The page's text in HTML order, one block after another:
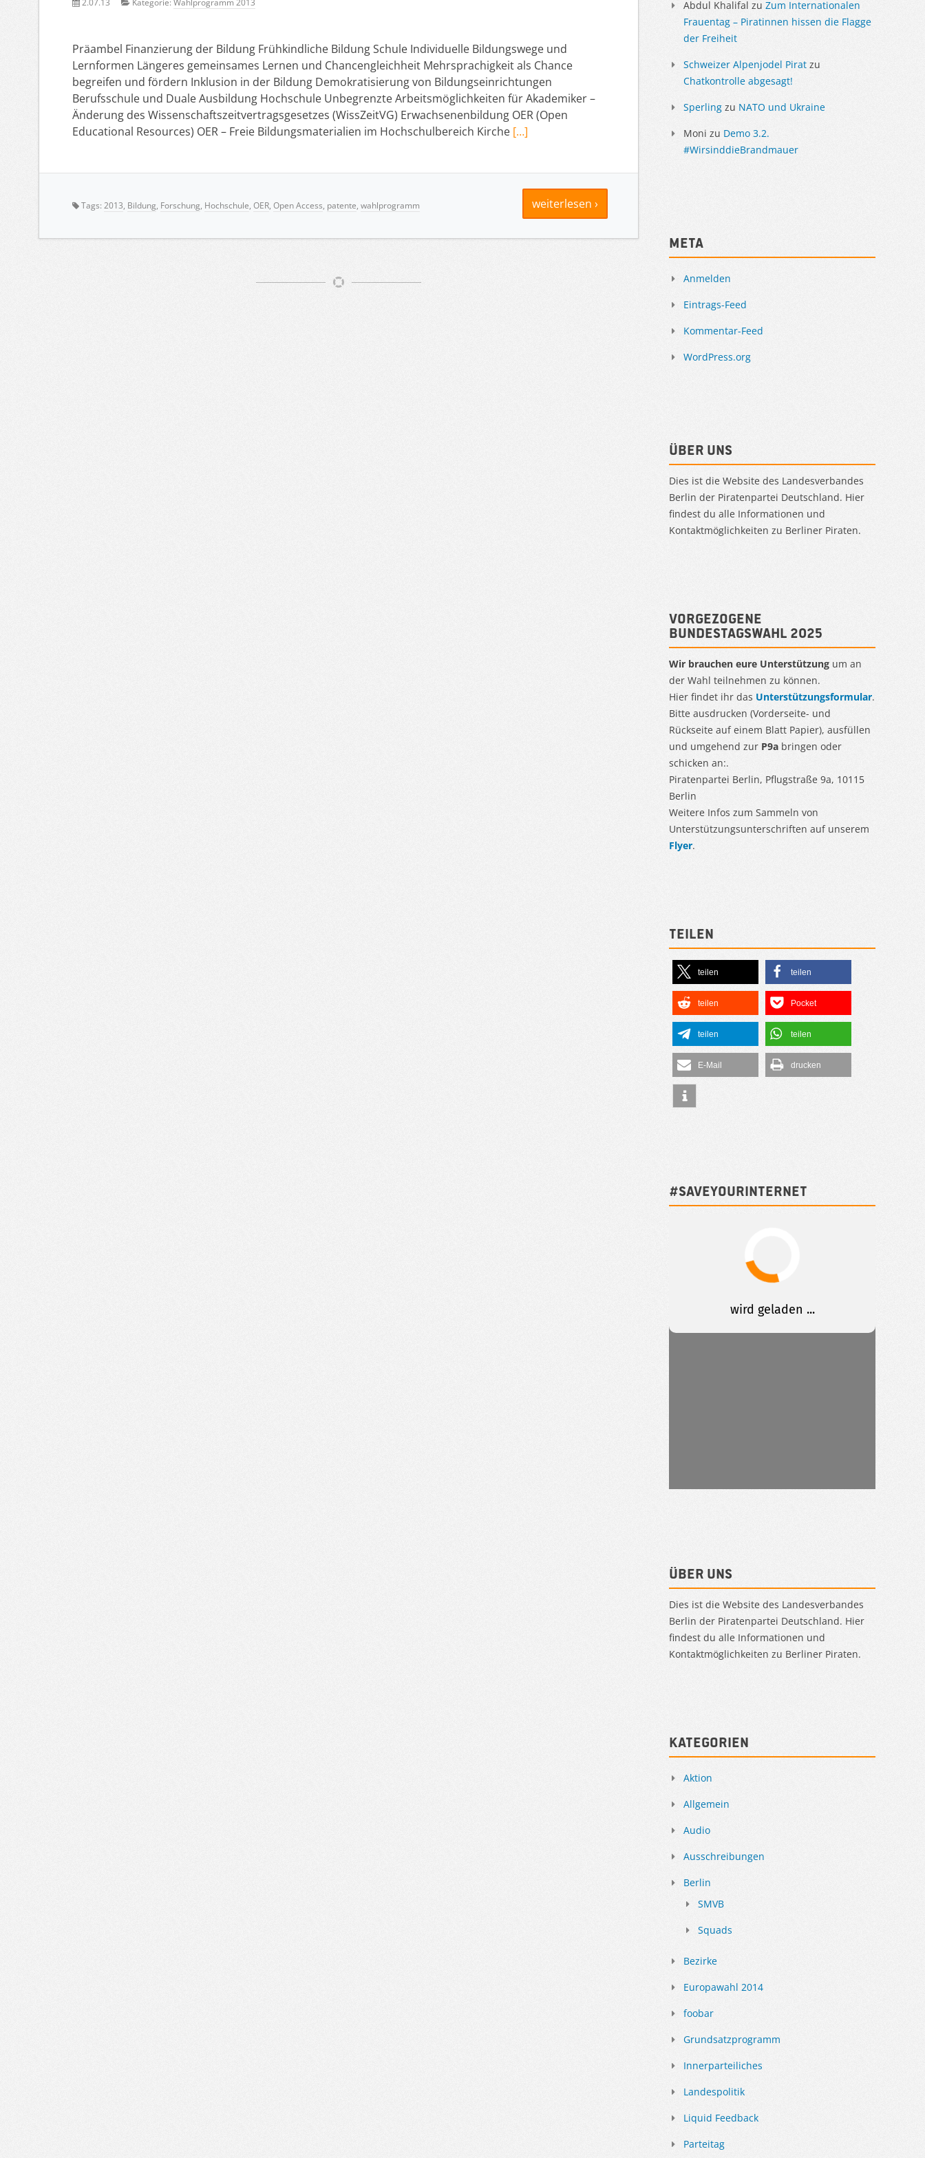
2.07.13 Kategorie: Wahlprogramm 2013
Präambel Finanzierung der Bildung Frühkindliche Bildung Schule Individuelle Bildungswege und
Lernformen Längeres gemeinsames Lernen und Chancengleichheit Mehrsprachigkeit als Chance
begreifen und fördern Inklusion in der Bildung Demokratisierung von Bildungseinrichtungen
Berufsschule und Duale Ausbildung Hochschule Unbegrenzte Arbeitsmöglichkeiten für Akademiker –
Änderung des Wissenschaftszeitvertragsgesetzes (WissZeitVG) Erwachsenenbildung OER (Open
Educational Resources) OER – Freie Bildungsmaterialien im Hochschulbereich Kirche […]
weiterlesen ›
Tags: 2013, Bildung, Forschung, Hochschule, OER, Open Access, patente, wahlprogramm
Abdul Khalifal zu Zum Internationalen
Frauentag – Piratinnen hissen die Flagge
der Freiheit
Schweizer Alpenjodel Pirat zu
Chatkontrolle abgesagt!
Sperling zu NATO und Ukraine
Moni zu Demo 3.2.
#WirsinddieBrandmauer
Meta
Anmelden
Eintrags-Feed
Kommentar-Feed
WordPress.org
Über uns
Dies ist die Website des Landesverbandes
Berlin der Piratenpartei Deutschland. Hier
findest du alle Informationen und
Kontaktmöglichkeiten zu Berliner Piraten.
Vorgezogene
Bundestagswahl 2025
Wir brauchen eure Unterstützung um an
der Wahl teilnehmen zu können.
Hier findet ihr das Unterstützungsformular.
Bitte ausdrucken (Vorderseite- und
Rückseite auf einem Blatt Papier), ausfüllen
und umgehend zur P9a bringen oder
schicken an:.
Piratenpartei Berlin, Pflugstraße 9a, 10115
Berlin
Weitere Infos zum Sammeln von
Unterstützungsunterschriften auf unserem
Flyer.
Teilen
teilen teilen
teilen Pocket
teilen teilen
E-Mail drucken
#SAVEYOURINTERNET
Über uns
Dies ist die Website des Landesverbandes
Berlin der Piratenpartei Deutschland. Hier
findest du alle Informationen und
Kontaktmöglichkeiten zu Berliner Piraten.
Kategorien
Aktion
Allgemein
Audio
Ausschreibungen
Berlin
SMVB
Squads
Bezirke
Europawahl 2014
foobar
Grundsatzprogramm
Innerparteiliches
Landespolitik
Liquid Feedback
Parteitag